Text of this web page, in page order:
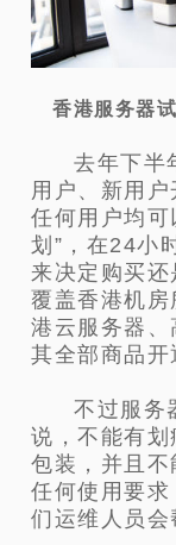
香港服务器
去年下半
用户、新用户
任何用户均可
划”，在24小
来决定购买还
覆盖香港机
港云服务器
其全部商品开
不过服务
说，不能有
包装，并且
任何使用要
们运维人员会